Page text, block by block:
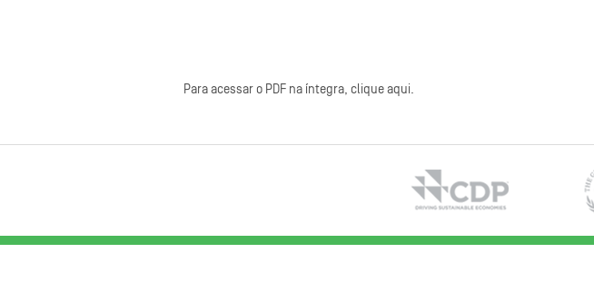
Para acessar o PDF na íntegra, clique aqui.